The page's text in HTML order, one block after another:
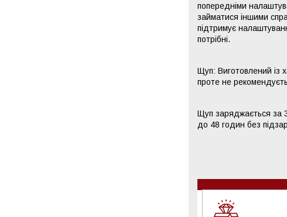
попередніми
займатися іншими
підтримує
потрібні.
Щуп: Виготовлений із
проте не
Щуп заряджається за
до 48 годин без